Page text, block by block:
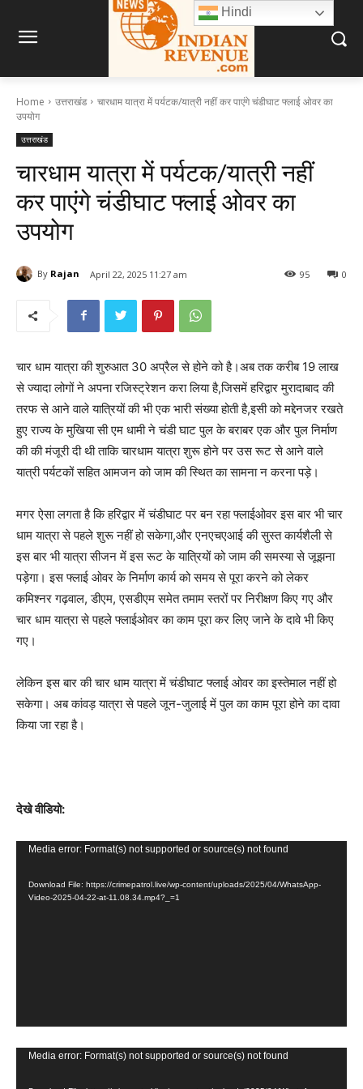
Home उत्तराखंड
चारधाम यात्रा में पर्यटक/यात्री नहीं कर पाएंगे चंडीघाट फ्लाई ओवर का
उपयोग
उत्तराखंड
चारधाम यात्रा में पर्यटक/यात्री नहीं
कर पाएंगे चंडीघाट फ्लाई ओवर का
उपयोग
By Rajan April 22, 2025 11:27 am 0
95
चार धाम यात्रा की शुरुआत 30 अप्रैल से होने को है।अब तक करीब 19 लाख
से ज्यादा लोगों ने अपना रजिस्ट्रेशन करा लिया है,जिसमें हरिद्वार मुरादाबाद की
तरफ से आने वाले यात्रियों की भी एक भारी संख्या होती है,इसी को मद्देनजर रखते
हुए राज्य के मुखिया सी एम धामी ने चंडी घाट पुल के बराबर एक और पुल निर्माण
की की मंजूरी दी थी ताकि चारधाम यात्रा शुरू होने पर उस रूट से आने वाले
यात्री पर्यटकों सहित आमजन को जाम की स्थित का सामना न करना पड़े।
मगर ऐसा लगता है कि हरिद्वार में चंडीघाट पर बन रहा फ्लाईओवर इस बार भी चार
धाम यात्रा से पहले शुरू नहीं हो सकेगा,और एनएचएआई की सुस्त कार्यशैली से
इस बार भी यात्रा सीजन में इस रूट के यात्रियों को जाम की समस्या से जूझना
पड़ेगा। इस फ्लाई ओवर के निर्माण कार्य को समय से पूरा करने को लेकर
कमिश्नर गढ़वाल, डीएम, एसडीएम समेत तमाम स्तरों पर निरीक्षण किए गए और
चार धाम यात्रा से पहले फ्लाईओवर का काम पूरा कर लिए जाने के दावे भी किए
गए।
लेकिन इस बार की चार धाम यात्रा में चंडीघाट फ्लाई ओवर का इस्तेमाल नहीं हो
सकेगा। अब कांवड़ यात्रा से पहले जून-जुलाई में पुल का काम पूरा होने का दावा
किया जा रहा है।
देखे वीडियो:
Media error: Format(s) not supported or source(s) not found
Download File: https://crimepatrol.live/wp-content/uploads/2025/04/WhatsApp-
Video-2025-04-22-at-11.08.34.mp4?_=1
Media error: Format(s) not supported or source(s) not found
Hindi